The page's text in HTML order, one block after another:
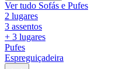
Ver tudo Sofás e Pufes
2 lugares
3 assentos
+ 3 lugares
Pufes
Espreguiçadeira